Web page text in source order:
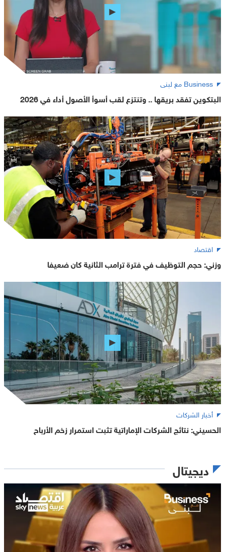
Business مع لبنى
البتكوين تفقد بريقها .. وتنتزع لقب أسوأ الأصول أداء في 2026
اقتصاد
وزني: حجم التوظيف في فترة ترامب الثانية كان ضعيفا
أخبار الشركات
الحسيني: نتائج الشركات الإماراتية تثبت استمرار زخم الأرباح
ديجيتال